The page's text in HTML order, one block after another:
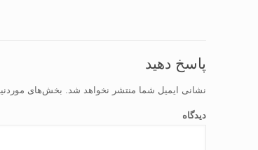
پاسخ دهید
نشانی ایمیل شما منتشر نخواهد شد. بخش‌های
دیدگاه